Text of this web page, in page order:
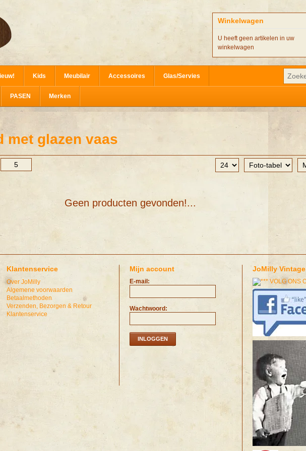
Winkelwagen
U heeft geen artikelen in uw
winkelwagen
Kids Meubilair Accessoires Glas/Servies
PASEN Merken
met glazen vaas
Geen producten gevonden!...
Klantenservice
Over JoMilly
Algemene voorwaarden
Betaalmethoden
Verzenden, Bezorgen & Retour
Klantenservice
Mijn account
E-mail:
Wachtwoord:
INLOGGEN
JoMilly Vintage